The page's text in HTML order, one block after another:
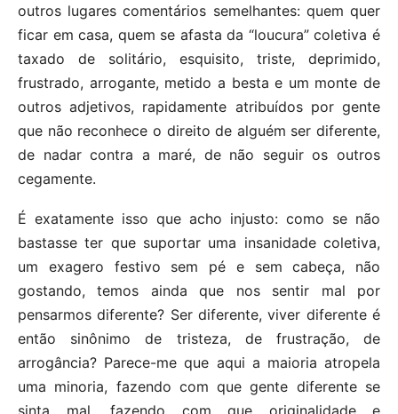
outros lugares comentários semelhantes: quem quer
ficar em casa, quem se afasta da “loucura” coletiva é
taxado de solitário, esquisito, triste, deprimido,
frustrado, arrogante, metido a besta e um monte de
outros adjetivos, rapidamente atribuídos por gente
que não reconhece o direito de alguém ser diferente,
de nadar contra a maré, de não seguir os outros
cegamente.
É exatamente isso que acho injusto: como se não
bastasse ter que suportar uma insanidade coletiva,
um exagero festivo sem pé e sem cabeça, não
gostando, temos ainda que nos sentir mal por
pensarmos diferente? Ser diferente, viver diferente é
então sinônimo de tristeza, de frustração, de
arrogância? Parece-me que aqui a maioria atropela
uma minoria, fazendo com que gente diferente se
sinta mal, fazendo com que originalidade e